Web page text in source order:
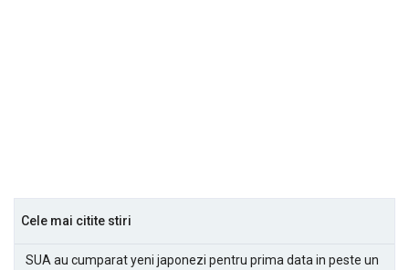
Cele mai citite stiri
SUA au cumparat yeni japonezi pentru prima data in peste un